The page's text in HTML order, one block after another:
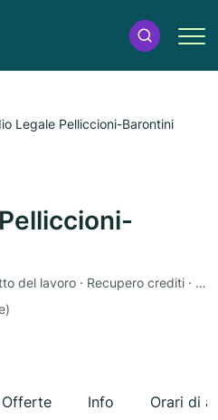
Legale Pelliccioni-Barontini
Avvocato · Diritto penale · Diritto del lavoro · Recupero crediti · Diritto di famiglia
Info Orari di